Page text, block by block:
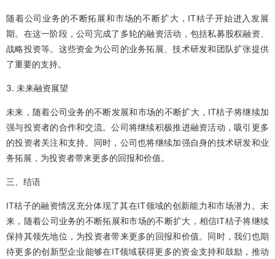
随着公司业务的不断拓展和市场的不断扩大，IT桔子开始进入发展
期。在这一阶段，公司完成了多轮的融资活动，包括私募股权融资、
战略投资等。这些资金为公司的业务拓展、技术研发和团队扩张提供
了重要的支持。
3. 未来融资展望
未来，随着公司业务的不断发展和市场的不断扩大，IT桔子将继续加
强与投资者的合作和交流。公司将继续积极推进融资活动，吸引更多
的投资者关注和支持。同时，公司也将继续加强自身的技术研发和业
务拓展，为投资者带来更多的回报和价值。
三、结语
IT桔子的融资情况充分体现了其在IT领域的创新能力和市场潜力。未
来，随着公司业务的不断拓展和市场的不断扩大，相信IT桔子将继续
保持其领先地位，为投资者带来更多的回报和价值。同时，我们也期
待更多的创新型企业能够在IT领域获得更多的资金支持和鼓励，推动